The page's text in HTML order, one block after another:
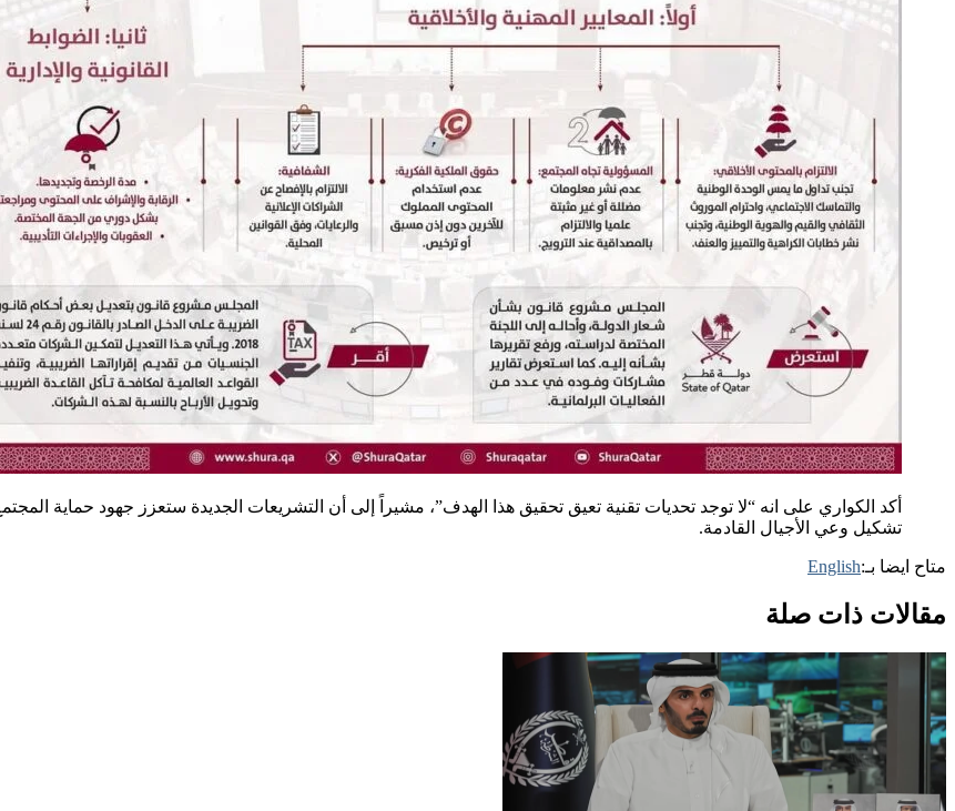
أكد الكواري على انه “لا توجد تحديات تقنية تعيق تحقيق هذا الهدف”، مشيراً إلى أن التشريعات الجديدة ستعزز جهود حماية
تشكيل وعي الأجيال القادمة.
متاح ايضا بـ:English
مقالات ذات صلة